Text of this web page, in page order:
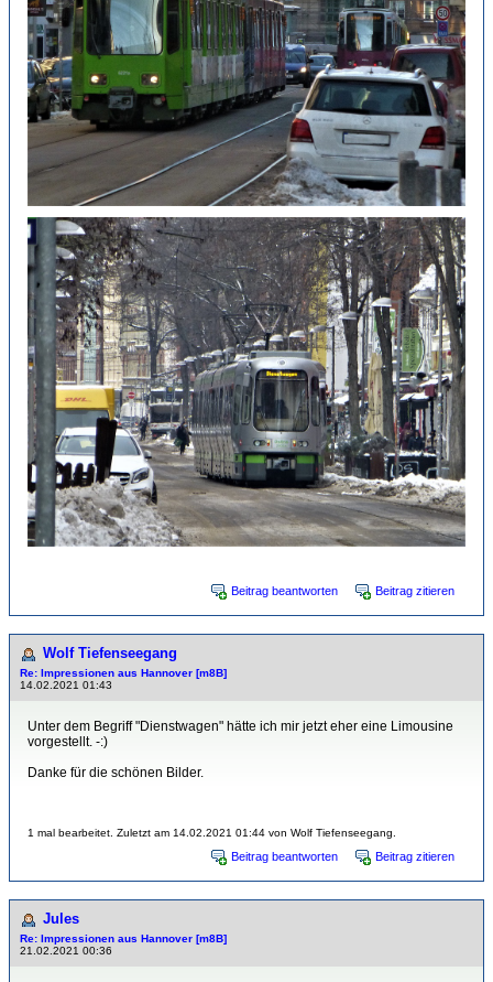
Beitrag beantworten Beitrag zitieren
Wolf Tiefenseegang
Re: Impressionen aus Hannover [m8B]
14.02.2021 01:43
Unter dem Begriff "Dienstwagen" hätte ich mir jetzt eher eine Limousine
vorgestellt. -:)
Danke für die schönen Bilder.
1 mal bearbeitet. Zuletzt am 14.02.2021 01:44 von Wolf Tiefenseegang.
Beitrag beantworten Beitrag zitieren
Jules
Re: Impressionen aus Hannover [m8B]
21.02.2021 00:36